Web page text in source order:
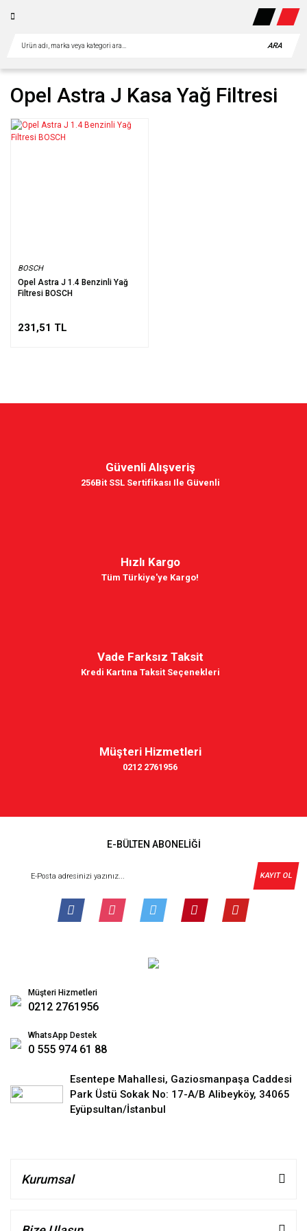
ARA
Opel Astra J Kasa Yağ Filtresi
BOSCH
Opel Astra J 1.4 Benzinli Yağ
Filtresi BOSCH
231,51 TL
Güvenli Alışveriş
256Bit SSL Sertifikası Ile Güvenli
Hızlı Kargo
Tüm Türkiye'ye Kargo!
Vade Farksız Taksit
Kredi Kartına Taksit Seçenekleri
Müşteri Hizmetleri
0212 2761956
E-BÜLTEN ABONELİĞİ
KAYIT OL
Müşteri Hizmetleri
0212 2761956
WhatsApp Destek
0 555 974 61 88
Esentepe Mahallesi, Gaziosmanpaşa Caddesi
Park Üstü Sokak No: 17-A/B Alibeyköy, 34065
Eyüpsultan/İstanbul
Kurumsal